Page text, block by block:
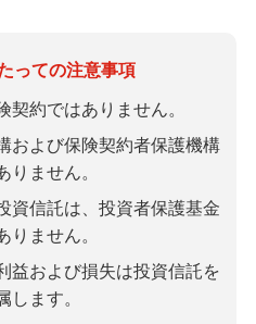
っての注意事項
契約ではありません。
および保険契約者保護機構
りません。
資信託は、投資者保護基金
りません。
益および損失は投資信託を
します。